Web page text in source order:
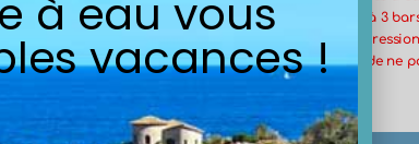
d’un régulateur de pressionen amont réglé à 3
également protégé d’un éventuel retour de
provenant de la chaudière. Il est important de ne
filtre à la chaleur au froid et à la lumière
à eau vous
vacances !